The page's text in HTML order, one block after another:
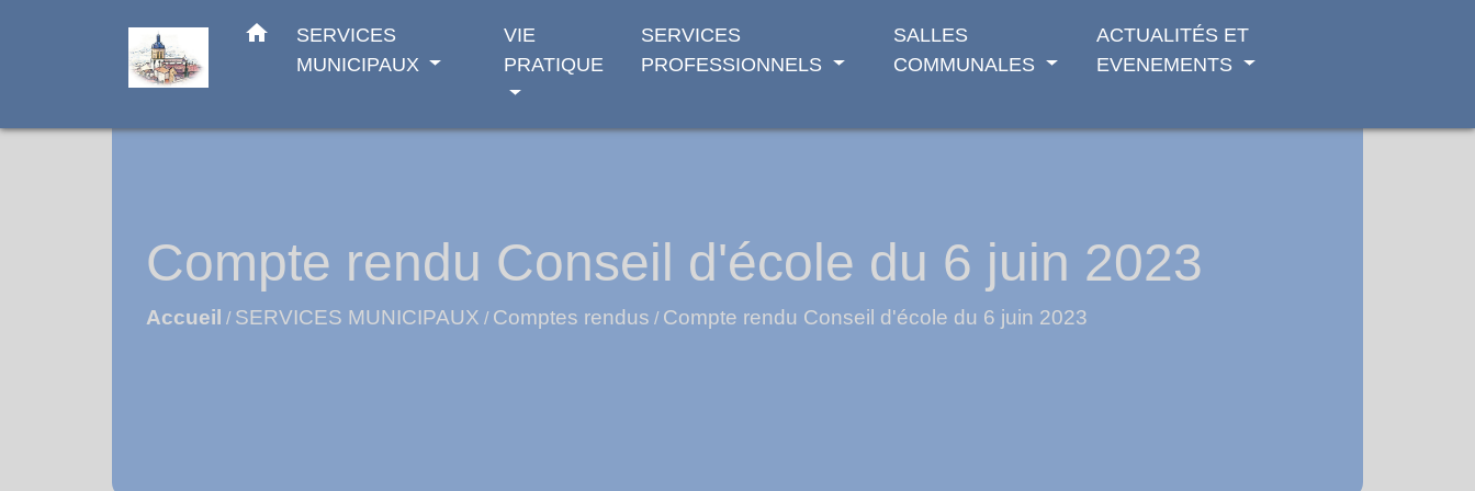
home
SERVICES
MUNICIPAUX
VIE
PRATIQUE
SERVICES
PROFESSIONNELS
SALLES
COMMUNALES
ACTUALITÉS ET
EVENEMENTS
Compte rendu Conseil d'école du 6 juin 2023
Accueil / SERVICES MUNICIPAUX / Comptes rendus / Compte rendu Conseil d'école du 6 juin 2023